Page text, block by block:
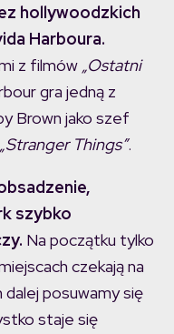
hollywoodzkich
Harboura.
z filmów „Ostatni
gra jedną z
Brown jako szef
„Stranger Things”.
szybko
Na początku tylko
czekają na
posuwamy się
staje się